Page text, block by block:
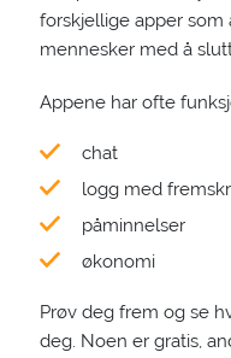
forskjellige apper som
mennesker med å
Appene har ofte
chat
logg med
påminnelser
økonomi
Prøv deg frem og se
deg. Noen er gratis,